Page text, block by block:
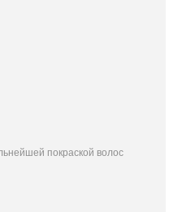
покраской волос